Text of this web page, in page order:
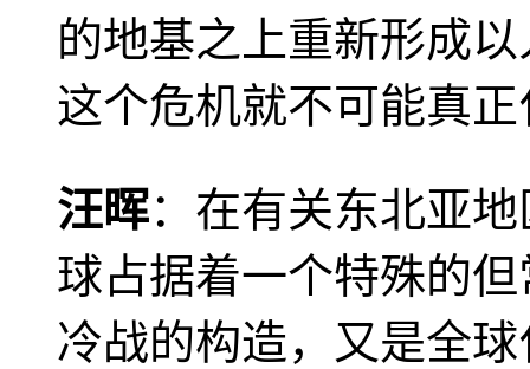
的地基之上重新形成
这个危机就不可能真
汪晖：在有关东北亚
球占据着一个特殊的
冷战的构造，又是全